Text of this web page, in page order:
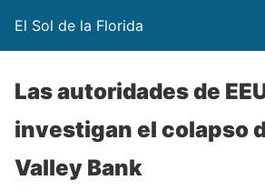
El Sol de la Florida
Las autoridades de
investigan el colapso
Valley Bank